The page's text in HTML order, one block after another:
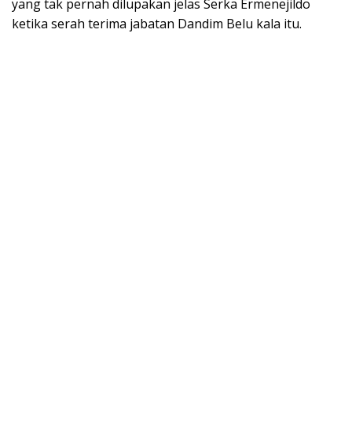
yang tak pernah dilupakan jelas Serka Ermenejildo
ketika serah terima jabatan Dandim Belu kala itu.